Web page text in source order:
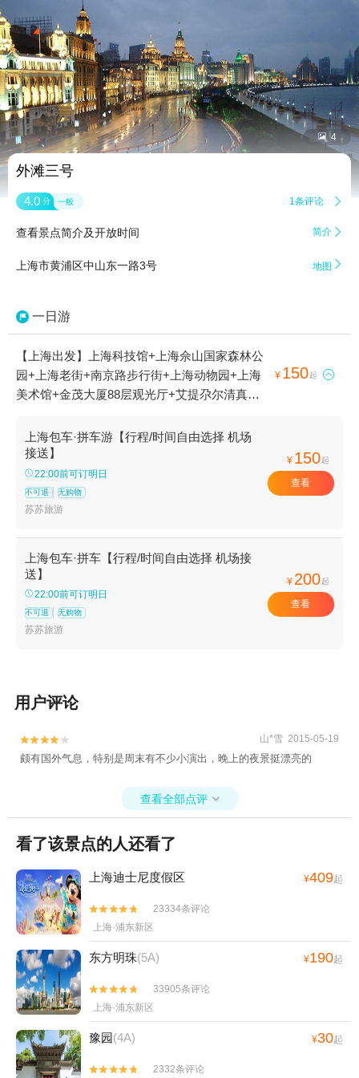
 4
外滩三号
4.0 分 一般 1条评论 
查看景点简介及开放时间 简介 
上海市黄浦区中山东一路3号 地图 
一日游
【上海出发】上海科技馆+上海佘山国家森林公
园+上海老街+南京路步行街+上海动物园+上海
美术馆+金茂大厦88层观光厅+艾提尕尔清真寺
百枣园+上海文庙+上海影视乐园+东方明珠+上
海图书馆+上海佘山国家旅游度假区+长兴岛+东
方绿舟景区+豫园+外滩+上海总会+上海宋庆龄
故居纪念馆+上海古城墙+外滩观光隧道+上海大
剧院+上海大观园+世纪公园+东平国家森林公园
城隍庙+上海东林寺+浦江游览+上海都市菜园
+上海辰山植物园+西沙明珠湖景区+外滩历史纪
念馆+长兴岛公园+浦江森林公园+外滩三号+外
滩十八号+外滩情人墙+朱家角大清邮局+浦江玫
院+上海东方明珠演艺剧场+金茂音乐厅+朱家角
丽酒店（河南南路店）+上海龙之梦+上海
JOYPOLIS世嘉都市乐园+上海迪士尼度假区+长
方明珠公园+朱家角颂恩堂+黄浦江游览（东方明
珠码头）+滴水湖壹号码头+花开海上生态园+豫
园老街+迪士尼小镇+上海奇迹花园+广富林文化
遗址+上海迪士尼《美女与野兽》音乐剧+上海海
昌海洋公园+外滩寻梦·上海之歌+外滩休闲浴场
+上海万达瑞华酒店+上海豫园万丽酒店+上海万
达汽车乐园+东方明珠·奇梦爱丽丝之重回仙境
+豫园星空梦幻馆+豫园·海上梨园+浦江郊野公园
+趣味朱家角数字展厅+广富林古陶艺术馆+广富
林文化展示馆+广富林木艺展示馆+广富林考古遗
址展示馆+上海广富林奇石馆+上海之鱼直升机观
光+金茂大厦+金茂大厦云中漫步+海棠湖+上海
星空艺术馆（南京路旗舰店）+滴水湖+玉海棠景
区+浦江之首+玉海棠棠果乐园+上海玉海棠景区-
海棠左岸+印象光绘艺术馆+朱家角实景园林昆曲
¥ 150起 
上海包车·拼车游【行程/时间自由选择 机场
接送】
22:00前可订明日
不可退 无购物
苏苏旅游
¥ 150起
查看
上海包车·拼车【行程/时间自由选择 机场接
送】
22:00前可订明日
不可退 无购物
苏苏旅游
¥ 200起
查看
用户评论

 山*雪 2015-05-19
颇有国外气息，特别是周末有不少小演出，晚上的夜景挺漂亮的
查看全部点评 
看了该景点的人还看了
上海迪士尼度假区 ¥409起


23334条评论
上海·浦东新区
东方明珠(5A) ¥190起


33905条评论
上海·浦东新区
豫园(4A) ¥30起

 2332条评论
